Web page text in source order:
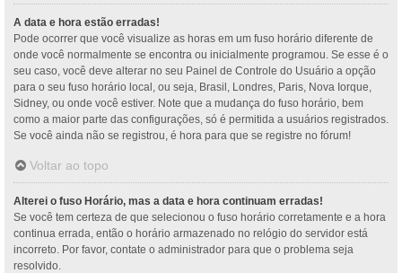
A data e hora estão erradas!
Pode ocorrer que você visualize as horas em um fuso horário diferente de
onde você normalmente se encontra ou inicialmente programou. Se esse é o
seu caso, você deve alterar no seu Painel de Controle do Usuário a opção
para o seu fuso horário local, ou seja, Brasil, Londres, Paris, Nova Iorque,
Sidney, ou onde você estiver. Note que a mudança do fuso horário, bem
como a maior parte das configurações, só é permitida a usuários registrados.
Se você ainda não se registrou, é hora para que se registre no fórum!
Voltar ao topo
Alterei o fuso Horário, mas a data e hora continuam erradas!
Se você tem certeza de que selecionou o fuso horário corretamente e a hora
continua errada, então o horário armazenado no relógio do servidor está
incorreto. Por favor, contate o administrador para que o problema seja
resolvido.